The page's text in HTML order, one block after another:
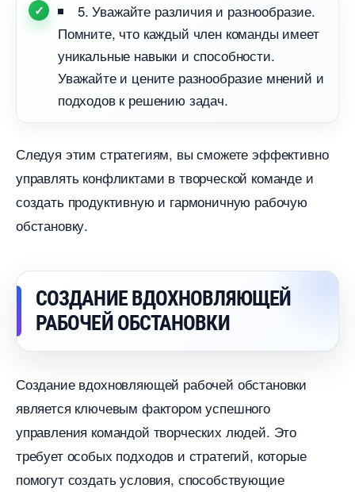
5. Уважайте различия и разнообразие.
Помните, что каждый член команды имеет
уникальные навыки и способности.
Уважайте и цените разнообразие мнений и
подходов к решению задач.
Следуя этим стратегиям, вы сможете эффективно
управлять конфликтами в творческой команде и
создать продуктивную и гармоничную рабочую
обстановку.
СОЗДАНИЕ ВДОХНОВЛЯЮЩЕЙ
РАБОЧЕЙ ОБСТАНОВКИ
Создание вдохновляющей рабочей обстановки
является ключевым фактором успешного
управления командой творческих людей. Это
требует особых подходов и стратегий, которые
помогут создать условия, способствующие